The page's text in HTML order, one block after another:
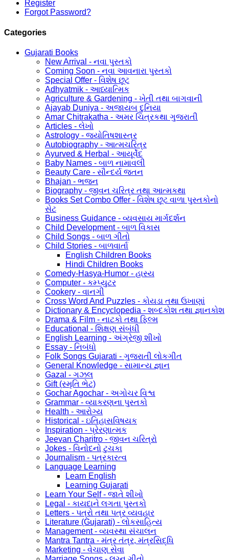
Register
Forgot Password?
Categories
Gujarati Books
New Arrival - નવા પુસ્તકો
Coming Soon - નવા આવનારા પુસ્તકો
Special Offer - વિશેષ છૂટ
Adhyatmik - આધ્યાત્મિક
Agriculture & Gardening - ખેતી તથા બાગવાની
Ajayab Duniya - અજાયબ દુનિયા
Amar Chitrakatha - અમર ચિત્રકથા ગુજરાતી
Articles - લેખો
Astrology - જ્યોતિષશાસ્ત્ર
Autobiography - આત્મચરિત્ર
Ayurved & Herbal - આયૂર્વેદ
Baby Names - બાળ નામાવલી
Beauty Care - સૌન્દર્ય જતન
Bhajan - ભજન
Biography - જીવન ચરિત્ર તથા આત્મકથા
Books Set Combo Offer - વિશેષ છૂટ વાળા પુસ્તકોનો
સેટ
Business Guidance - વ્યવસાય માર્ગદર્શન
Child Development - બાળ વિકાસ
Child Songs - બાળ ગીતો
Child Stories - બાળવાર્તા
English Children Books
Hindi Children Books
Comedy-Hasya-Humor - હાસ્ય
Computer - કમ્પ્યુટર
Cookery - વાનગી
Cross Word And Puzzles - કોયડા તથા ઉખાણાં
Dictionary & Encyclopedia - શબ્દકોશ તથા જ્ઞાનકોશ
Drama & Film - નાટકો તથા ફિલ્મ
Educational - શિક્ષણ સંબંધી
English Learning - અંગ્રેજી શીખો
Essay - નિબંધો
Folk Songs Gujarati - ગુજરાતી લોકગીત
General Knowledge - સામાન્ય જ્ઞાન
Gazal - ગઝલ
Gift (સ્મૃતિ ભેટ)
Gochar Agochar - અગોચર વિશ્વ
Grammar - વ્યાકરણના પુસ્તકો
Health - આરોગ્ય
Historical - ઇતિહાસવિષયક
Inspiration - પ્રેરણાત્મક
Jeevan Charitro - જીવન ચરિત્રો
Jokes - વિનોદનો ટુચકા
Journalism - પત્રકારત્વ
Language Learning
Learn English
Learning Gujarati
Learn Your Self - જાતે શીખો
Legal - કાયદાને લગતા પુસ્તકો
Letters - પત્રો તથા પત્ર વ્યવહાર
Literature (Gujarati) - લોકસાહિત્ય
Management - વ્યવસ્થા સંચાલન
Mantra Tantra - મંત્ર તંત્ર, મંત્રસિદ્ધિ
Marketing - વેચાણ સેવા